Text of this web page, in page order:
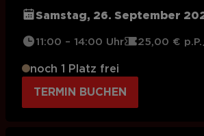
Samstag, 26. September
11:00 – 14:00 Uhr 25,00 € p.P.
noch 1 Platz frei
TERMIN BUCHEN